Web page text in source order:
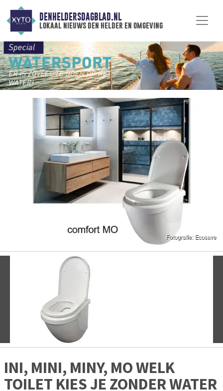
DENHELDERSDAGBLAD.NL
lokaal nieuws den helder en omgeving
INI, MINI, MINY, MO WELK
TOILET KIES JE ZONDER WATER